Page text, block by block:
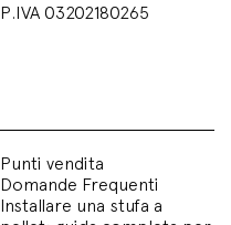
P.IVA 03202180265
Punti vendita
Domande Frequenti
Installare una stufa a